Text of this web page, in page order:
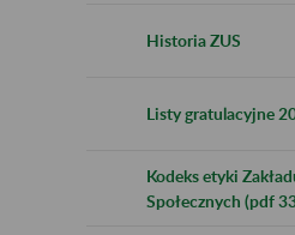
Historia ZUS
Listy gratulacyjne
Kodeks etyki
Społecznych (pdf